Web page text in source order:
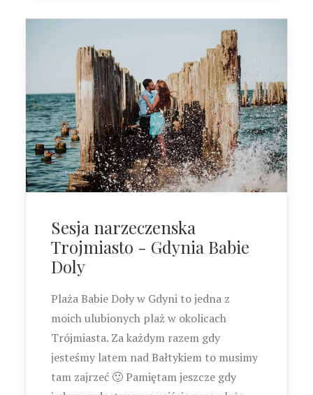
Sesja narzeczenska
Trojmiasto - Gdynia Babie
Doly
Plaża Babie Doły w Gdyni to jedna z
moich ulubionych plaż w okolicach
Trójmiasta. Za każdym razem gdy
jesteśmy latem nad Bałtykiem to musimy
tam zajrzeć 🙂 Pamiętam jeszcze gdy